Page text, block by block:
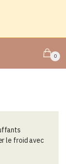
0
le froid avec